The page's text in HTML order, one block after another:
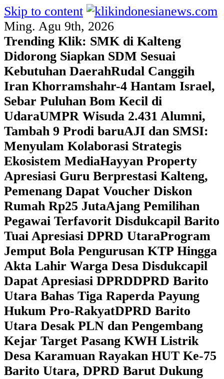
Skip to content
Ming. Agu 9th, 2026
Trending Klik: SMK di Kalteng
Didorong Siapkan SDM Sesuai
Kebutuhan DaerahRudal Canggih
Iran Khorramshahr-4 Hantam Israel,
Sebar Puluhan Bom Kecil di
UdaraUMPR Wisuda 2.431 Alumni,
Tambah 9 Prodi baruAJI dan SMSI:
Menyulam Kolaborasi Strategis
Ekosistem MediaHayyan Property
Apresiasi Guru Berprestasi Kalteng,
Pemenang Dapat Voucher Diskon
Rumah Rp25 JutaAjang Pemilihan
Pegawai Terfavorit Disdukcapil Barito
Tuai Apresiasi DPRD UtaraProgram
Jemput Bola Pengurusan KTP Hingga
Akta Lahir Warga Desa Disdukcapil
Dapat Apresiasi DPRDDPRD Barito
Utara Bahas Tiga Raperda Payung
Hukum Pro-RakyatDPRD Barito
Utara Desak PLN dan Pengembang
Kejar Target Pasang KWH Listrik
Desa Karamuan Rayakan HUT Ke-75
Barito Utara, DPRD Barut Dukung